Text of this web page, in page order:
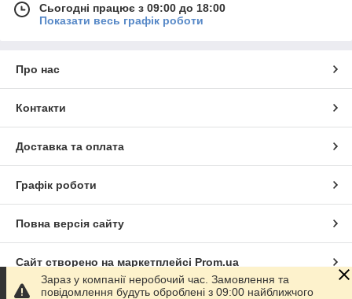
Сьогодні працює з 09:00 до 18:00
Показати весь графік роботи
Про нас
Контакти
Доставка та оплата
Графік роботи
Повна версія сайту
Сайт створено на маркетплейсі Prom.ua
Зараз у компанії неробочий час. Замовлення та
повідомлення будуть оброблені з 09:00 найближчого